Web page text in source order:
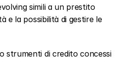
simili a un prestito
e la possibilità di gestire le